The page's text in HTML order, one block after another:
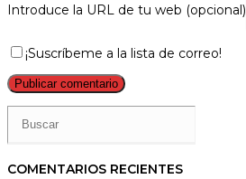
Introduce la URL de tu web (opcional)
¡Suscríbeme a la lista de correo!
COMENTARIOS RECIENTES